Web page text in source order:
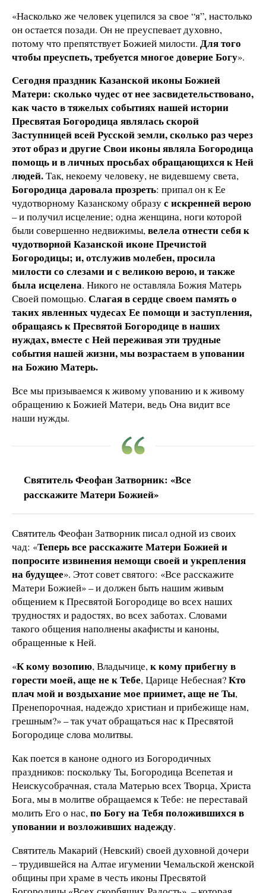
«Насколько же человек уцепился за свое “я”, настолько
он остается позади. Он не преуспевает духовно,
потому что препятствует Божией милости. Для того
чтобы преуспеть, требуется многое доверие Богу».
Сегодня праздник Казанской иконы Божией
Матери: сколько чудес от нее засвидетельствовано,
как часто в тяжелых событиях нашей истории
Пресвятая Богородица являлась скорой
Заступницей всей Русской земли, сколько раз через
этот образ и другие Свои иконы являла Богородица
помощь и в личных просьбах обращающихся к Ней
людей.Так, некоему человеку, не видевшему света,
Богородица даровала прозреть: припал он к Ее
чудотворному Казанскому образус искренней верою
– и получил исцеление; одна женщина, ноги которой
были совершенно недвижимы,велела отнести себя к
чудотворной Казанской иконе Пречистой
Богородицы; и, отслужив молебен, просила
милости со слезами и с великою верою, и также
была исцелена. Никого не оставляла Божия Матерь
Своей помощью. Слагая в сердце своем память о
таких явленных чудесах Ее помощи и заступления,
обращаясь к Пресвятой Богородице в наших
нуждах, вместе с Ней переживая эти трудные
события нашей жизни, мы возрастаем в уповании
на Божию Матерь.
Все мы призываемся к живому упованию и к живому
обращению к Божией Матери, ведь Она видит все
наши нужды.
Святитель Феофан Затворник: «Все
расскажите Матери Божией»
Святитель Феофан Затворник писал одной из своих
чад: «Теперь все расскажите Матери Божией и
попросите извинения немощи своей и укрепления
на будущее». Этот совет святого: «Все расскажите
Матери Божией» – и должен быть нашим живым
общением к Пресвятой Богородице во всех наших
трудностях и радостях, во всех заботах. Словами
такого общения наполнены акафисты и каноны,
обращенные к Ней.
«К кому возопию, Владычице,к кому прибегну в
горести моей, аще не к Тебе, Царице Небесная?Кто
плач мой и воздыхание мое приимет, аще не Ты,
Пренепорочная, надеждо христиан и прибежище нам,
грешным?» – так учат обращаться нас к Пресвятой
Богородице слова молитвы.
Как поется в каноне одного из Богородичных
праздников: поскольку Ты, Богородица Всепетая и
Неискусобрачная, стала Матерью всех Творца, Христа
Бога, мы в молитве обращаемся к Тебе: не переставай
молить Его о нас,по Богу на Тебя положившихся в
уповании и возложивших надежду.
Святитель Макарий (Невский) своей духовной дочери
– трудившейся на Алтае игумении Чемальской женской
общины при храме в честь иконы Пресвятой